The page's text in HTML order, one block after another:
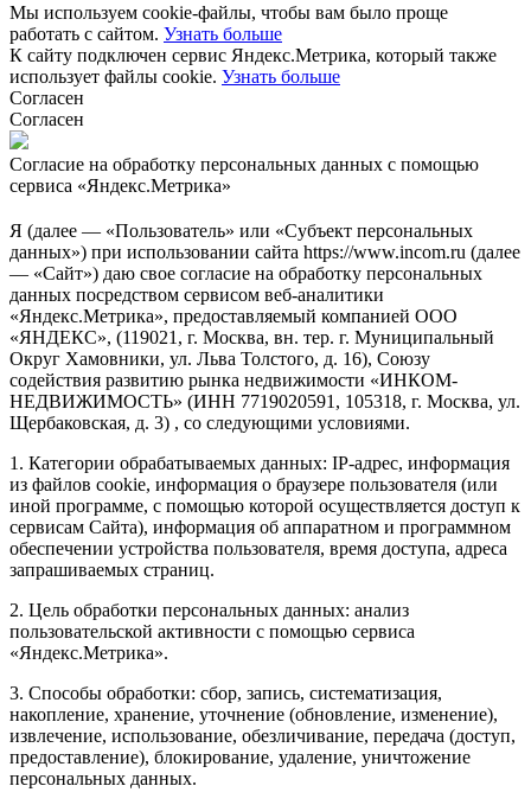
Мы используем cookie-файлы, чтобы вам было проще
работать с сайтом. Узнать больше
К сайту подключен сервис Яндекс.Метрика, который также
использует файлы cookie. Узнать больше
Согласен
Согласен
Согласие на обработку персональных данных с помощью
сервиса «Яндекс.Метрика»
Я (далее — «Пользователь» или «Субъект персональных
данных») при использовании сайта https://www.incom.ru (далее
— «Сайт») даю свое согласие на обработку персональных
данных посредством сервисом веб-аналитики
«Яндекс.Метрика», предоставляемый компанией ООО
«ЯНДЕКС», (119021, г. Москва, вн. тер. г. Муниципальный
Округ Хамовники, ул. Льва Толстого, д. 16), Союзу
содействия развитию рынка недвижимости «ИНКОМ-
НЕДВИЖИМОСТЬ» (ИНН 7719020591, 105318, г. Москва, ул.
Щербаковская, д. 3) , со следующими условиями.
1. Категории обрабатываемых данных: IP-адрес, информация
из файлов cookie, информация о браузере пользователя (или
иной программе, с помощью которой осуществляется доступ к
сервисам Сайта), информация об аппаратном и программном
обеспечении устройства пользователя, время доступа, адреса
запрашиваемых страниц.
2. Цель обработки персональных данных: анализ
пользовательской активности с помощью сервиса
«Яндекс.Метрика».
3. Способы обработки: сбор, запись, систематизация,
накопление, хранение, уточнение (обновление, изменение),
извлечение, использование, обезличивание, передача (доступ,
предоставление), блокирование, удаление, уничтожение
персональных данных.